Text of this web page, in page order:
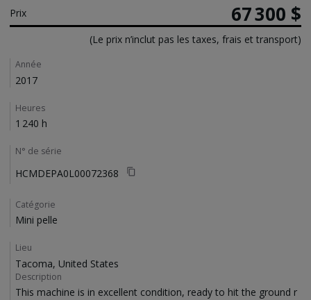
Prix 67 300 $
(Le prix n’inclut pas les taxes, frais et transport)
Details
Année
2017
Heures
1 240 h
N° de série
HCMDEPA0L00072368
Catégorie
Mini pelle
Lieu
Tacoma, United States
Description
This machine is in excellent condition, ready to hit the ground r